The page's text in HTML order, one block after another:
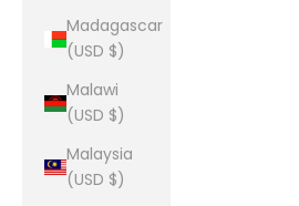
Madagascar
(USD $)
Malawi
(USD $)
Malaysia
(USD $)